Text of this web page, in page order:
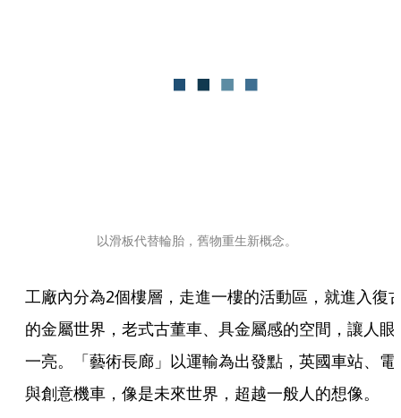
以滑板代替輪胎，舊物重生新概念。
工廠內分為2個樓層，走進一樓的活動區，就進入復
的金屬世界，老式古董車、具金屬感的空間，讓人眼
一亮。「藝術長廊」以運輸為出發點，英國車站、電
與創意機車，像是未來世界，超越一般人的想像。